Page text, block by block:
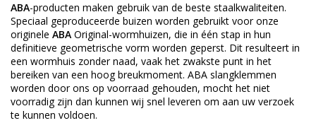
ABA-producten maken gebruik van de beste staalkwaliteiten.
Speciaal geproduceerde buizen worden gebruikt voor onze
originele ABA Original-wormhuizen, die in één stap in hun
definitieve geometrische vorm worden geperst. Dit resulteert in
een wormhuis zonder naad, vaak het zwakste punt in het
bereiken van een hoog breukmoment. ABA slangklemmen
worden door ons op voorraad gehouden, mocht het niet
voorradig zijn dan kunnen wij snel leveren om aan uw verzoek
te kunnen voldoen.